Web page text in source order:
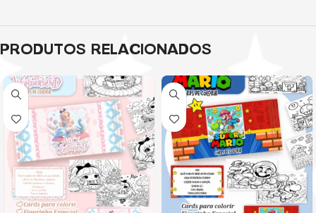
PRODUTOS RELACIONADOS